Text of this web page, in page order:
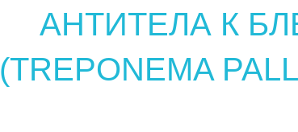
АНТИТЕЛА К
(TREPONEMA